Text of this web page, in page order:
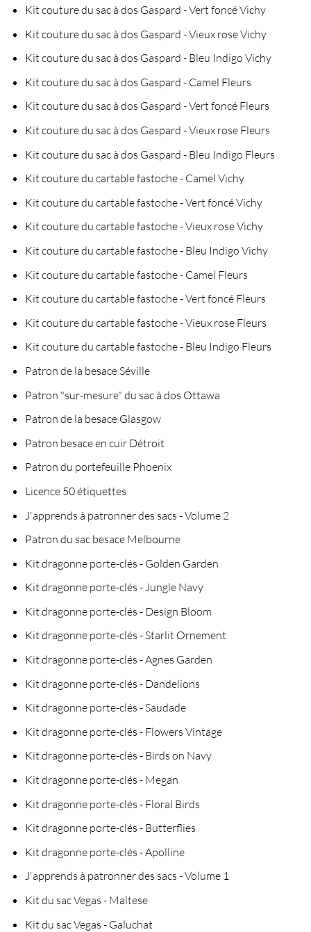
Kit couture du sac à dos Gaspard - Vert foncé Vichy
Kit couture du sac à dos Gaspard - Vieux rose Vichy
Kit couture du sac à dos Gaspard - Bleu Indigo Vichy
Kit couture du sac à dos Gaspard - Camel Fleurs
Kit couture du sac à dos Gaspard - Vert foncé Fleurs
Kit couture du sac à dos Gaspard - Vieux rose Fleurs
Kit couture du sac à dos Gaspard - Bleu Indigo Fleurs
Kit couture du cartable fastoche - Camel Vichy
Kit couture du cartable fastoche - Vert foncé Vichy
Kit couture du cartable fastoche - Vieux rose Vichy
Kit couture du cartable fastoche - Bleu Indigo Vichy
Kit couture du cartable fastoche - Camel Fleurs
Kit couture du cartable fastoche - Vert foncé Fleurs
Kit couture du cartable fastoche - Vieux rose Fleurs
Kit couture du cartable fastoche - Bleu Indigo Fleurs
Patron de la besace Séville
Patron "sur-mesure" du sac à dos Ottawa
Patron de la besace Glasgow
Patron besace en cuir Détroit
Patron du portefeuille Phoenix
Licence 50 étiquettes
J'apprends à patronner des sacs - Volume 2
Patron du sac besace Melbourne
Kit dragonne porte-clés - Golden Garden
Kit dragonne porte-clés - Jungle Navy
Kit dragonne porte-clés - Design Bloom
Kit dragonne porte-clés - Starlit Ornement
Kit dragonne porte-clés - Agnes Garden
Kit dragonne porte-clés - Dandelions
Kit dragonne porte-clés - Saudade
Kit dragonne porte-clés - Flowers Vintage
Kit dragonne porte-clés - Birds on Navy
Kit dragonne porte-clés - Megan
Kit dragonne porte-clés - Floral Birds
Kit dragonne porte-clés - Butterflies
Kit dragonne porte-clés - Apolline
J'apprends à patronner des sacs - Volume 1
Kit du sac Vegas - Maltese
Kit du sac Vegas - Galuchat